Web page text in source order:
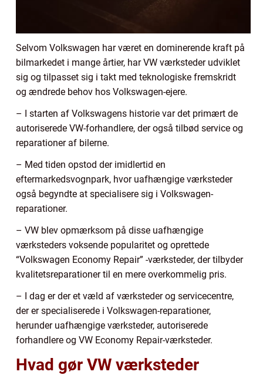
Selvom Volkswagen har været en dominerende kraft på
bilmarkedet i mange årtier, har VW værksteder udviklet
sig og tilpasset sig i takt med teknologiske fremskridt
og ændrede behov hos Volkswagen-ejere.
– I starten af Volkswagens historie var det primært de
autoriserede VW-forhandlere, der også tilbød service og
reparationer af bilerne.
– Med tiden opstod der imidlertid en
eftermarkedsvognpark, hvor uafhængige værksteder
også begyndte at specialisere sig i Volkswagen-
reparationer.
– VW blev opmærksom på disse uafhængige
værksteders voksende popularitet og oprettede
“Volkswagen Economy Repair” -værksteder, der tilbyder
kvalitetsreparationer til en mere overkommelig pris.
– I dag er der et væld af værksteder og servicecentre,
der er specialiserede i Volkswagen-reparationer,
herunder uafhængige værksteder, autoriserede
forhandlere og VW Economy Repair-værksteder.
Hvad gør VW værksteder